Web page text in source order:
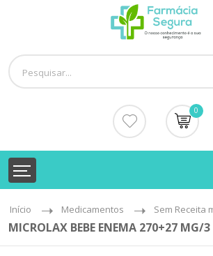
0
Início Medicamentos Sem Receita
MICROLAX BEBE ENEMA 270+27 MG/